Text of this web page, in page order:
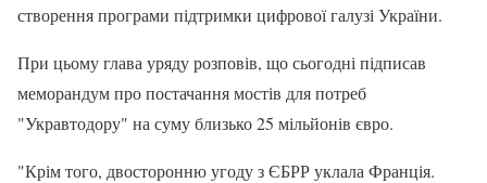
створення програми підтримки цифрової галузі України.
При цьому глава уряду розповів, що сьогодні підписав
меморандум про постачання мостів для потреб
"Укравтодору" на суму близько 25 мільйонів євро.
"Крім того, двосторонню угоду з ЄБРР уклала Франція.